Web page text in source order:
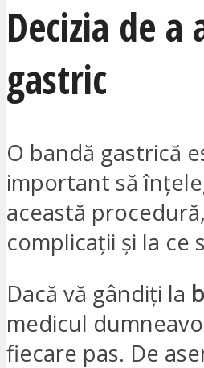
Decizia de
gastric
O bandă gastrică
important să
această
complicații și la ce
Dacă vă gândiți la
medicul
fiecare pas. De